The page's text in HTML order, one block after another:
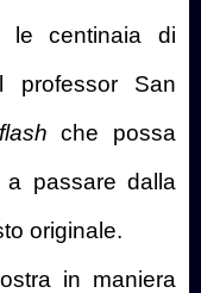
le centinaia di
professor San
flashche possa
passare dalla
originale.
in maniera